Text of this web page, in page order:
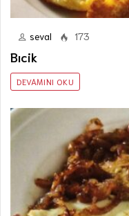
seval 173
Bıcik
DEVAMINI OKU